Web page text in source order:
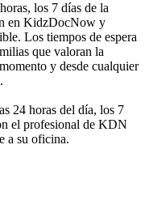
los 7 días de la
en KidzDocNow y
Los tiempos de espera
que valoran la
y desde cualquier
24 horas del día, los 7
el profesional de KDN
a su oficina.